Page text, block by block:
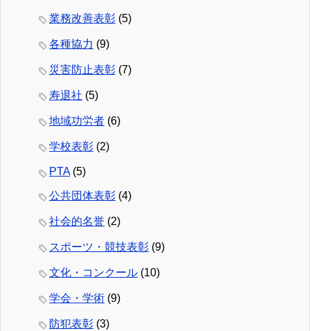
業務改善表彰 (5)
各種協力 (9)
災害防止表彰 (7)
寿退社 (5)
地域功労者 (6)
学校表彰 (2)
PTA(5)
公共団体表彰 (4)
社会的名誉 (2)
スポーツ・競技表彰 (9)
文化・コンクール (10)
学会・学術 (9)
防犯表彰 (3)